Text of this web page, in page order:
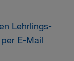
Lehrlings-
E-Mail